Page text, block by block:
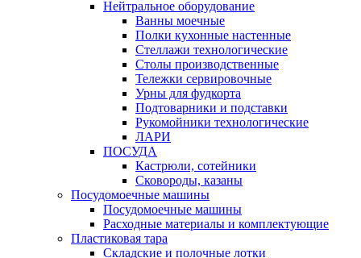
Нейтральное оборудование
Ванны моечные
Полки кухонные настенные
Стеллажи технологические
Столы производственные
Тележки сервировочные
Урны для фудкорта
Подтоварники и подставки
Рукомойники технологические
ЛАРИ
ПОСУДА
Кастрюли, сотейники
Сковороды, казаны
Посудомоечные машины
Посудомоечные машины
Расходные материалы и комплектующие
Пластиковая тара
Складские и полочные лотки